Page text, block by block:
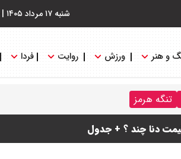
شنبه ۱۷ مرداد ۱۴۰۵ |
و هنر ورزش روایت فردا
تنگه هرمز